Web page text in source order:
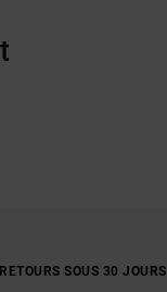
RETOURS SOUS 30 JOURS